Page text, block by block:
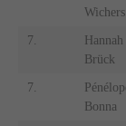
Wichers
7.
Hannah
Brück
7.
Bonna